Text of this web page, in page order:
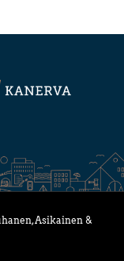
Asikainen &